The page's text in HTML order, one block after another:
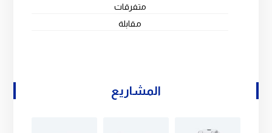
متفرقات
مقابلة
المشاريع